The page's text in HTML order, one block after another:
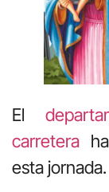
El
carretera
esta jornada.